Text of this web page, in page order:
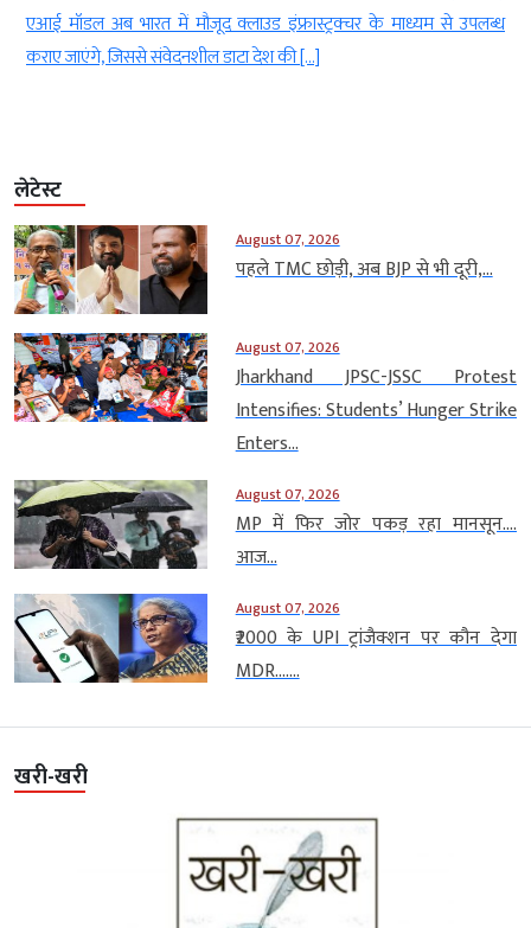
एआई मॉडल अब भारत में मौजूद क्लाउड इंफ्रास्ट्रक्चर के माध्यम से उपलब्ध
कराए जाएंगे, जिससे संवेदनशील डाटा देश की […]
लेटेस्ट
August 07, 2026
पहले TMC छोड़ी, अब BJP से भी दूरी,...
August 07, 2026
Jharkhand JPSC-JSSC Protest
Intensifies: Students’ Hunger Strike
Enters...
August 07, 2026
MP में फिर जोर पकड़ रहा मानसून….
आज...
August 07, 2026
₹2000 के UPI ट्रांजैक्शन पर कौन देगा
MDR…....
खरी-खरी